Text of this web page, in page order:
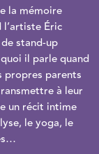
la mémoire
l’artiste Éric
stand-up
il parle quand
propres parents
à leur
un récit intime
le yoga, le